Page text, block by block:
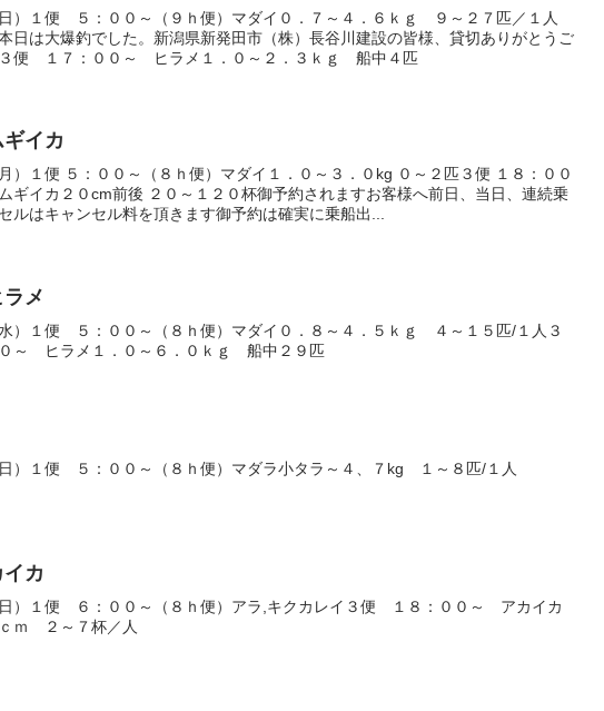
日）１便 ５：００～（９ｈ便）マダイ０．７～４．６ｋｇ ９～２７匹／１人
日は大爆釣でした。新潟県新発田市（株）長谷川建設の皆様、貸切ありがとうご
３便 １７：００～ ヒラメ１．０～２．３ｋｇ 船中４匹
イカ
）１便 ５：００～（８ｈ便）マダイ１．０～３．０kg ０～２匹３便 １８：００
ギイカ２０cm前後 ２０～１２０杯御予約されますお客様へ前日、当日、連続乗
ルはキャンセル料を頂きます御予約は確実に乗船出...
メ
）１便 ５：００～（８ｈ便）マダイ０．８～４．５ｋｇ ４～１５匹/１人３
～ ヒラメ１．０～６．０ｋｇ 船中２９匹
）１便 ５：００～（８ｈ便）マダラ小タラ～４、７kg １～８匹/１人
カ
日）１便 ６：００～（８ｈ便）アラ,キクカレイ３便 １８：００～ アカイカ
ｍ ２～７杯／人